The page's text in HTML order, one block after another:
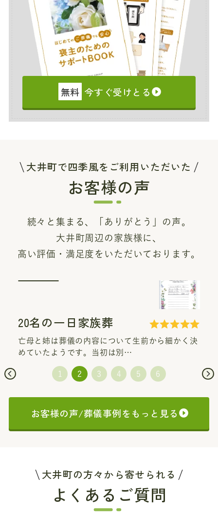
無料 今すぐ受けとる
大井町で四季風をご利用いただいた
お客様の声
続々と集まる、「ありがとう」の声。
大井町周辺の家族様に、
高い評価・満足度をいただいております。
20名の一日家族葬
亡母と姉は葬儀の内容について生前から細かく決
めていたようです。当初は別…
お客様の声/葬儀事例をもっと見る
大井町の方々から寄せられる
よくあるご質問